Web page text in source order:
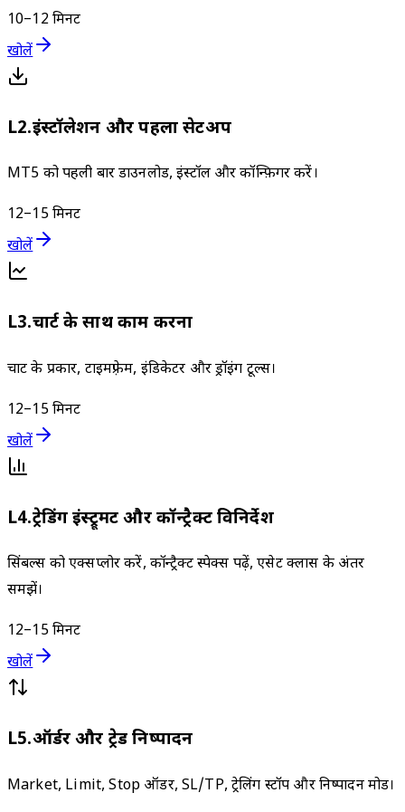
10–12 मिनट
खोलें
L2.इंस्टॉलेशन और पहला सेटअप
MT5 को पहली बार डाउनलोड, इंस्टॉल और कॉन्फ़िगर करें।
12–15 मिनट
खोलें
L3.चार्ट के साथ काम करना
चार्ट के प्रकार, टाइमफ़्रेम, इंडिकेटर और ड्रॉइंग टूल्स।
12–15 मिनट
खोलें
L4.ट्रेडिंग इंस्ट्रूमेंट और कॉन्ट्रैक्ट विनिर्देश
सिंबल्स को एक्सप्लोर करें, कॉन्ट्रैक्ट स्पेक्स पढ़ें, एसेट क्लास के अंतर
समझें।
12–15 मिनट
खोलें
L5.ऑर्डर और ट्रेड निष्पादन
Market, Limit, Stop ऑर्डर, SL/TP, ट्रेलिंग स्टॉप और निष्पादन मोड।